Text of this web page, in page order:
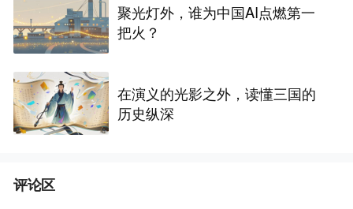
聚光灯外，谁为中国AI点燃第一
把火？
在演义的光影之外，读懂三国的
历史纵深
评论区